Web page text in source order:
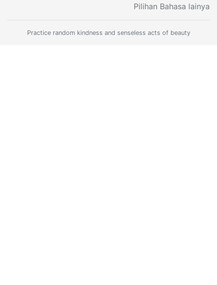
Pilihan Bahasa lainya
Practice random kindness and senseless acts of beauty